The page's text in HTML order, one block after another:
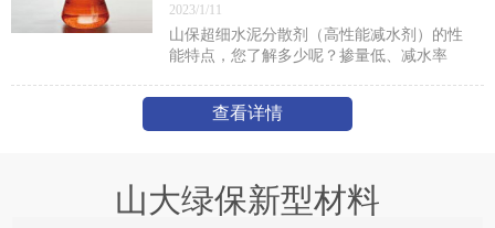
2023/1/11
山保超细水泥分散剂（高性能减水剂）的性
能特点，您了解多少呢？掺量低、减水率
小，预拌混凝土坍落度损失率1h小于5%，2h
小于10％。砼3d
查看详情
山大绿保新型材料